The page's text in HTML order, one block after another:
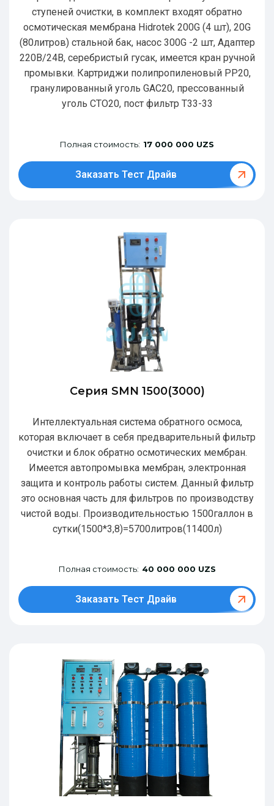
ступеней очистки, в комплект входят обратно
осмотическая мембрана Hidrotek 200G (4 шт), 20G
(80литров) стальной бак, насос 300G -2 шт, Адаптер
220В/24В, серебристый гусак, имеется кран ручной
промывки. Картриджи полипропиленовый РР20,
гранулированный уголь GAC20, прессованный
уголь CTO20, пост фильтр T33-33
Полная стоимость: 17 000 000 UZS
Заказать Тест Драйв
Серия SMN 1500(3000)
Интеллектуальная система обратного осмоса,
которая включает в себя предварительный фильтр
очистки и блок обратно осмотических мембран.
Имеется автопромывка мембран, электронная
защита и контроль работы систем. Данный фильтр
это основная часть для фильтров по производству
чистой воды. Производительностью 1500галлон в
сутки(1500*3,8)=5700литров(11400л)
Полная стоимость: 40 000 000 UZS
Заказать Тест Драйв